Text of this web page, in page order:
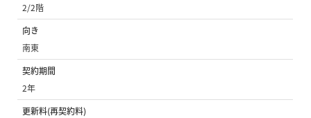
2/2階
向き
南東
契約期間
2年
更新料(再契約料)